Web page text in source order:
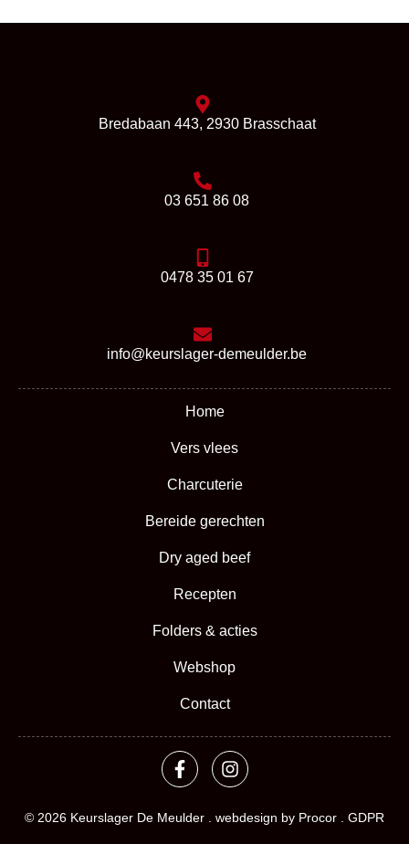
Bredabaan 443, 2930 Brasschaat
03 651 86 08
0478 35 01 67
info@keurslager-demeulder.be
Home
Vers vlees
Charcuterie
Bereide gerechten
Dry aged beef
Recepten
Folders & acties
Webshop
Contact
© 2026 Keurslager De Meulder . webdesign by Procor GDPR